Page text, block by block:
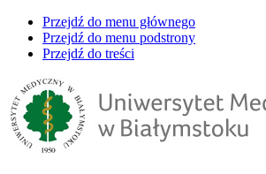
Przejdź do menu głównego
Przejdź do menu podstrony
Przejdź do treści